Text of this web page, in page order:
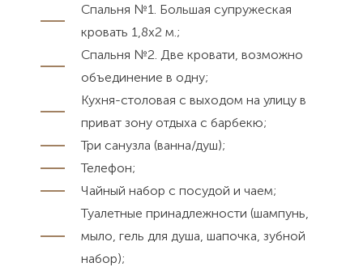
Спальня №1. Большая супружеская
кровать 1,8x2 м.;
Спальня №2. Две кровати, возможно
объединение в одну;
Кухня-столовая с выходом на улицу в
приват зону отдыха с барбекю;
Три санузла (ванна/душ);
Телефон;
Чайный набор с посудой и чаем;
Туалетные принадлежности (шампунь,
мыло, гель для душа, шапочка, зубной
набор);